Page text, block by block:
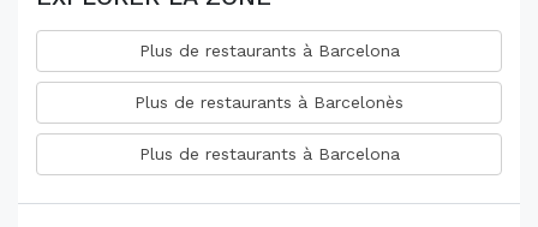
Plus de restaurants à Barcelona
Plus de restaurants à Barcelonès
Plus de restaurants à Barcelona